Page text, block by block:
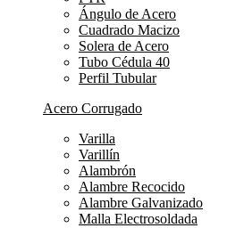
Ángulo de Acero
Cuadrado Macizo
Solera de Acero
Tubo Cédula 40
Perfil Tubular
Acero Corrugado
Varilla
Varillín
Alambrón
Alambre Recocido
Alambre Galvanizado
Malla Electrosoldada